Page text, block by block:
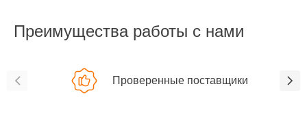
Преимущества работы с нами
Проверенные поставщики